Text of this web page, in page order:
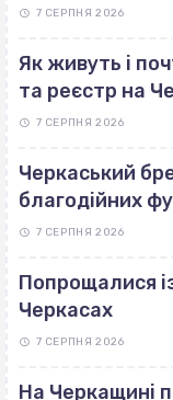
7 СЕРПНЯ 2026
Як живуть і
та реєстр на
7 СЕРПНЯ 2026
Черкаський
благодійних
7 СЕРПНЯ 2026
Попрощалися
Черкасах
7 СЕРПНЯ 2026
На Черкащині